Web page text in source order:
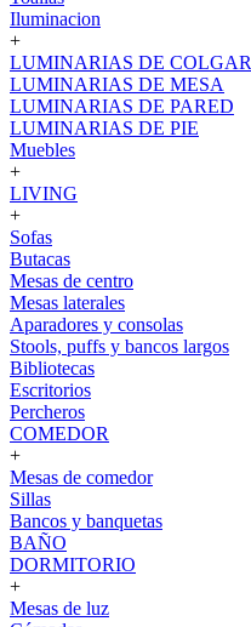
Iluminacion
+
LUMINARIAS DE COLGAR
LUMINARIAS DE MESA
LUMINARIAS DE PARED
LUMINARIAS DE PIE
Muebles
+
LIVING
+
Sofas
Butacas
Mesas de centro
Mesas laterales
Aparadores y consolas
Stools, puffs y bancos largos
Bibliotecas
Escritorios
Percheros
COMEDOR
+
Mesas de comedor
Sillas
Bancos y banquetas
BAÑO
DORMITORIO
+
Mesas de luz